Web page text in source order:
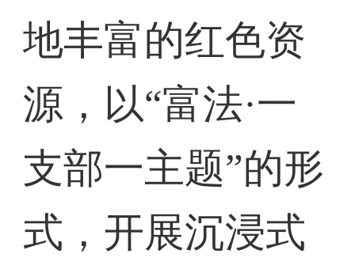
地丰富的红色资
源，以“富法·一
支部一主题”的形
式，开展沉浸式